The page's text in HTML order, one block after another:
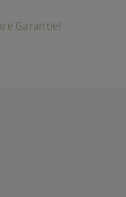
Garantie!